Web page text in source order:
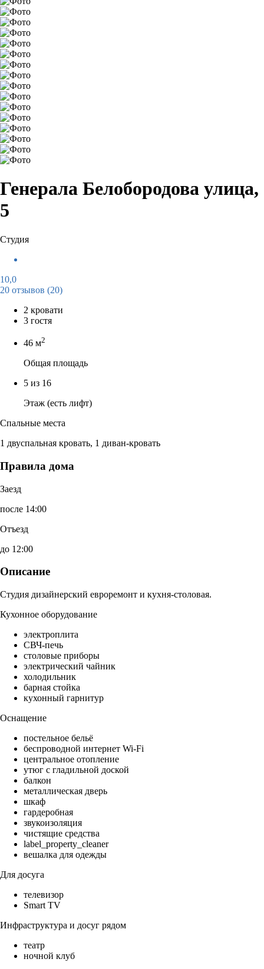
Генерала Белобородова улица,
5
Студия
10,0
20 отзывов (20)
2 кровати
3 гостя
46 м2
Общая площадь
5 из 16
Этаж (есть лифт)
Спальные места
1 двуспальная кровать, 1 диван-кровать
Правила дома
Заезд
после 14:00
Отъезд
до 12:00
Описание
Студия дизайнерский евроремонт и кухня-столовая.
Кухонное оборудование
электроплита
СВЧ-печь
столовые приборы
электрический чайник
холодильник
барная стойка
кухонный гарнитур
Оснащение
постельное бельё
беспроводной интернет Wi-Fi
центральное отопление
утюг с гладильной доской
балкон
металлическая дверь
шкаф
гардеробная
звукоизоляция
чистящие средства
label_property_cleaner
вешалка для одежды
Для досуга
телевизор
Smart TV
Инфраструктура и досуг рядом
театр
ночной клуб